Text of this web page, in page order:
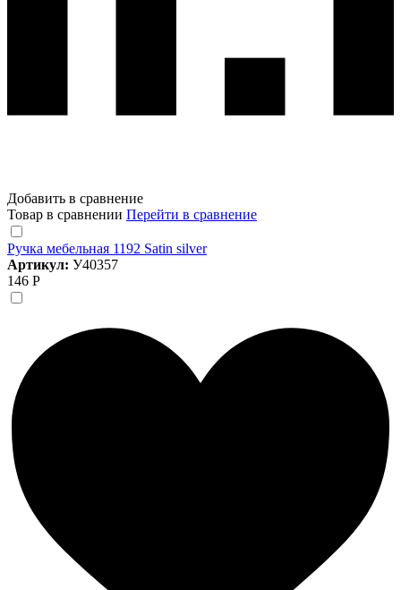
Добавить в сравнение
Товар в сравнении Перейти в сравнение
Ручка мебельная 1192 Satin silver
Артикул: У40357
146 Р